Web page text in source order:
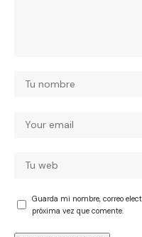
Guarda mi nombre, correo
próxima vez que comente.